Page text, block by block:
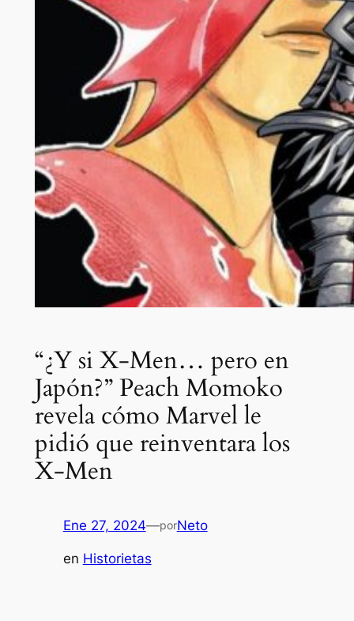
“¿Y si X-Men… pero en
Japón?” Peach Momoko
revela cómo Marvel le
pidió que reinventara los
X-Men
Ene 27, 2024—porNeto
en Historietas